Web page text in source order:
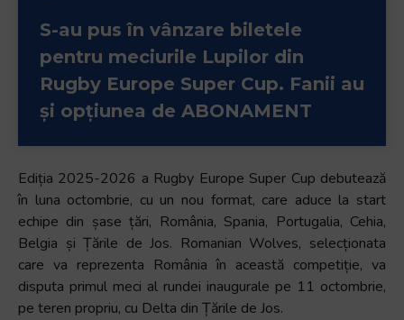
Accessibility
press
"Ctrl
This
shortcut
activates
S-au pus în vânzare biletele
pentru meciurile Lupilor din
Rugby Europe Super Cup. Fanii au
și opțiunea de ABONAMENT
Ediția 2025-2026 a Rugby Europe Super Cup debutează
în luna octombrie, cu un nou format, care aduce la start
echipe din șase țări, România, Spania, Portugalia, Cehia,
Belgia și Țările de Jos. Romanian Wolves, selecționata
care va reprezenta România în această competiție, va
disputa primul meci al rundei inaugurale pe 11 octombrie,
pe teren propriu, cu Delta din Țările de Jos.